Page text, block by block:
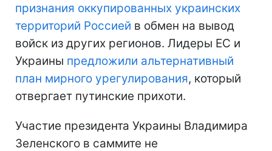
признания оккупированных украинских
территорий Россией в обмен на вывод
войск из других регионов. Лидеры ЕС и
Украины предложили альтернативный
план мирного урегулирования, который
отвергает путинские прихоти.
Участие президента Украины Владимира
Зеленского в саммите не